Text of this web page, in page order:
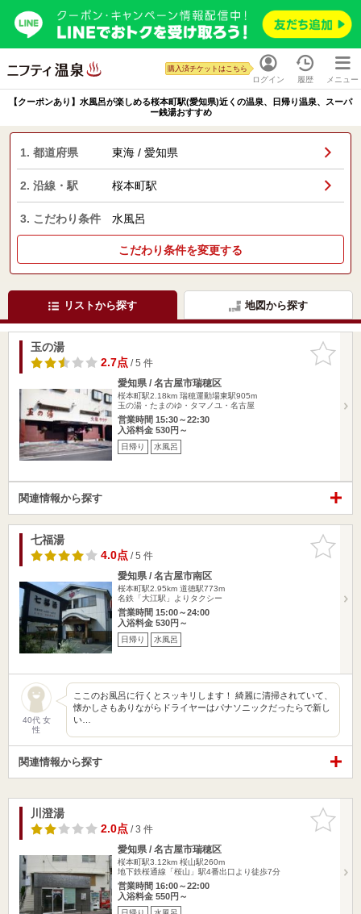
ログイン
購入済チケットはこちら
履歴 メニュー
【クーポンあり】水風呂が楽しめる桜本町駅(愛知県)近くの温泉、日帰り温泉、スーパ
ー銭湯おすすめ
1. 都道府県 東海 / 愛知県
2. 沿線・駅 桜本町駅
3. こだわり条件 水風呂
こだわり条件を変更する
リストから探す 地図から探す
お気に入
りに追加
玉の湯
2.7点/ 5 件
愛知県 / 名古屋市瑞穂区
桜本町駅2.18km 瑞穂運動場東駅905m
玉の湯・たまのゆ・タマノユ・名古屋
営業時間 15:30～22:30
入浴料金 530円～
日帰り 水風呂
関連情報から探す
お気に入
りに追加
七福湯
4.0点/ 5 件
愛知県 / 名古屋市南区
桜本町駅2.95km 道徳駅773m
名鉄「大江駅」よりタクシー
営業時間 15:00～24:00
入浴料金 530円～
日帰り 水風呂
40代 女
性
ここのお風呂に行くとスッキリします！ 綺麗に清掃されていて、
懐かしさもありながらドライヤーはパナソニックだったらで新し
い…
関連情報から探す
お気に入
りに追加
川澄湯
2.0点/ 3 件
愛知県 / 名古屋市瑞穂区
桜本町駅3.12km 桜山駅260m
地下鉄桜通線「桜山」駅4番出口より徒歩7分
営業時間 16:00～22:00
入浴料金 550円～